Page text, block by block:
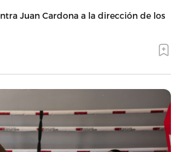
Juan Cardona a la dirección de los